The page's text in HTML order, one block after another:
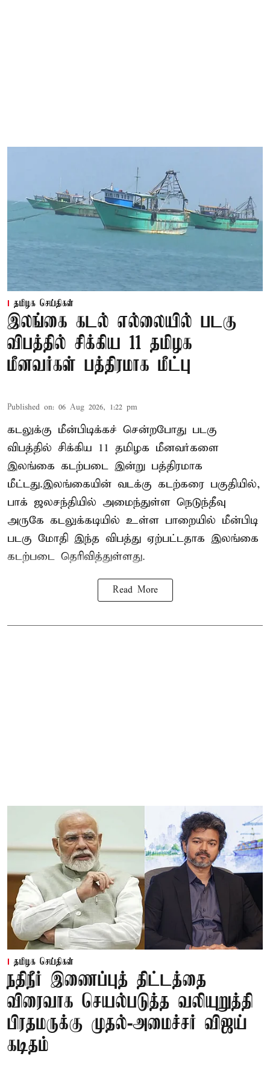
தமிழக செய்திகள்
இலங்கை கடல் எல்லையில் படகு
விபத்தில் சிக்கிய 11 தமிழக
மீனவர்கள் பத்திரமாக மீட்பு
Published on: 06 Aug 2026, 1:22 pm
கடலுக்கு மீன்பிடிக்கச் சென்றபோது படகு
விபத்தில் சிக்கிய 11 தமிழக மீனவர்களை
இலங்கை கடற்படை இன்று பத்திரமாக
மீட்டது.இலங்கையின் வடக்கு கடற்கரை பகுதியில்,
பாக் ஜலசந்தியில் அமைந்துள்ள நெடுந்தீவு
அருகே கடலுக்கடியில் உள்ள பாறையில் மீன்பிடி
படகு மோதி இந்த விபத்து ஏற்பட்டதாக இலங்கை
கடற்படை தெரிவித்துள்ளது.
Read More
தமிழக செய்திகள்
நதிநீர் இணைப்புத் திட்டத்தை
விரைவாக செயல்படுத்த வலியுறுத்தி
பிரதமருக்கு முதல்-அமைச்சர் விஜய்
கடிதம்